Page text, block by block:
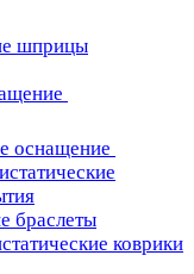
шприцы
оснащение
браслеты
коврики